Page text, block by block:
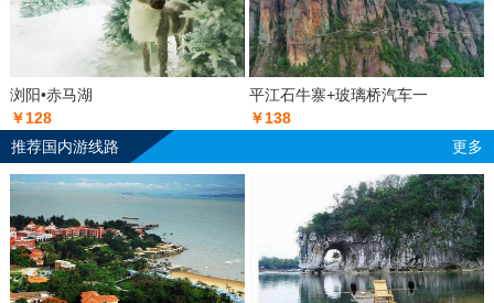
浏阳•赤马湖
￥128
平江石牛寨+玻璃桥汽车一
￥138
推荐国内游线路
更多